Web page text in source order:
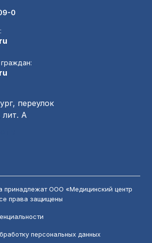
0
переулок
А
принадлежат ООО «Медицинский центр
права защищены
персональных данных